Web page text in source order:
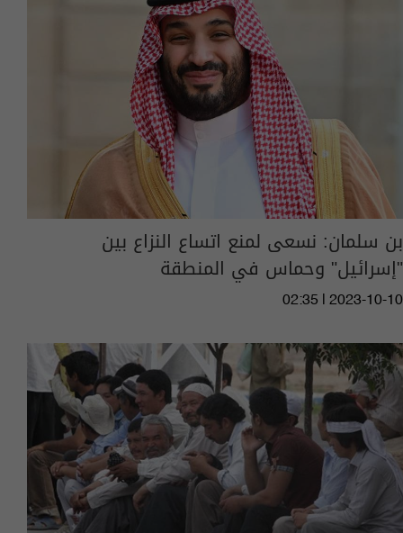
بن سلمان: نسعى لمنع اتساع النزاع بين
"إسرائيل" وحماس في المنطقة
02:35 | 2023-10-10